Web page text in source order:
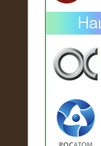
02.02.2019
кВ)